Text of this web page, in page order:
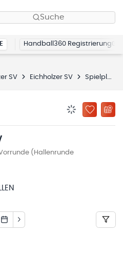
Suche
Handball360 Registrierung
SV Eichholzer SV Spielplan
ZU
(Hallenrunde